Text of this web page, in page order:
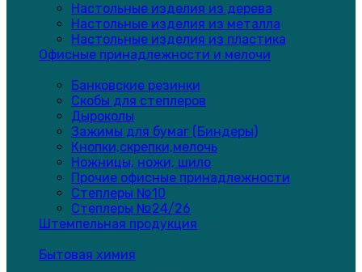
Настольные изделия из дерева
Настольные изделия из металла
Настольные изделия из пластика
Офисные принадлежности и мелочи
Банковские резинки
Скобы для степлеров
Дыроколы
Зажимы для бумаг (Биндеры)
Кнопки,скрепки,мелочь
Ножницы, ножи, шило
Прочие офисные принадлежности
Степлеры №10
Степлеры №24/26
Штемпельная продукция
Бытовая химия